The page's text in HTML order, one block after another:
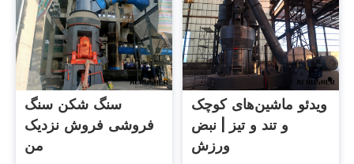
سنگ شکن سنگ
فروشی فروش نزدیک
من
ویدئو ماشین‌های کوچک
و تند و تیز | نبض
ورزش